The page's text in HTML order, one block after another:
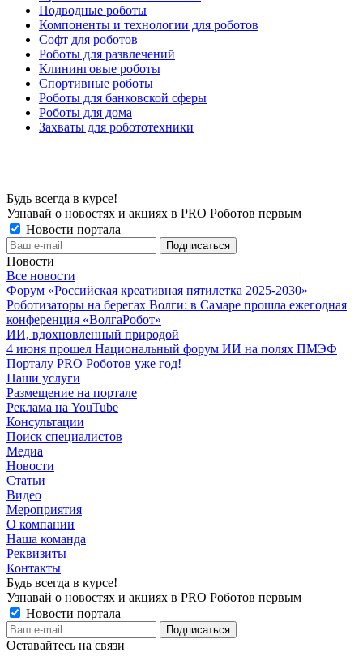
Подводные роботы
Компоненты и технологии для роботов
Софт для роботов
Роботы для развлечений
Клининговые роботы
Спортивные роботы
Роботы для банковской сферы
Роботы для дома
Захваты для робототехники
Будь всегда в курсе!
Узнавай о новостях и акциях в PRO Роботов первым
Новости портала
Новости
Все новости
Форум «Российская креативная пятилетка 2025-2030»
Роботизаторы на берегах Волги: в Самаре прошла ежегодная
конференция «ВолгаРобот»
ИИ, вдохновленный природой
4 июня прошел Национальный форум ИИ на полях ПМЭФ
Порталу PRO Роботов уже год!
Наши услуги
Размещение на портале
Реклама на YouTube
Консультации
Поиск специалистов
Медиа
Новости
Статьи
Видео
Мероприятия
О компании
Наша команда
Реквизиты
Контакты
Будь всегда в курсе!
Узнавай о новостях и акциях в PRO Роботов первым
Новости портала
Оставайтесь на связи